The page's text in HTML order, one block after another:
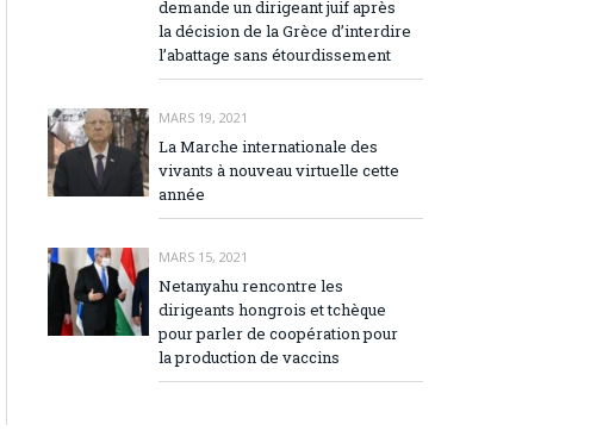
demande un dirigeant juif après
la décision de la Grèce d’interdire
l’abattage sans étourdissement
MARS 19, 2021
La Marche internationale des
vivants à nouveau virtuelle cette
année
MARS 15, 2021
Netanyahu rencontre les
dirigeants hongrois et tchèque
pour parler de coopération pour
la production de vaccins